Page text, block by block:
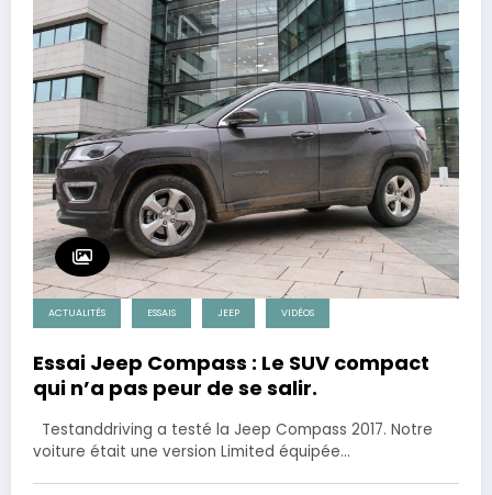
ACTUALITÉS ESSAIS JEEP VIDÉOS
Essai Jeep Compass : Le SUV compact
qui n’a pas peur de se salir.
Testanddriving a testé la Jeep Compass 2017. Notre
voiture était une version Limited équipée…